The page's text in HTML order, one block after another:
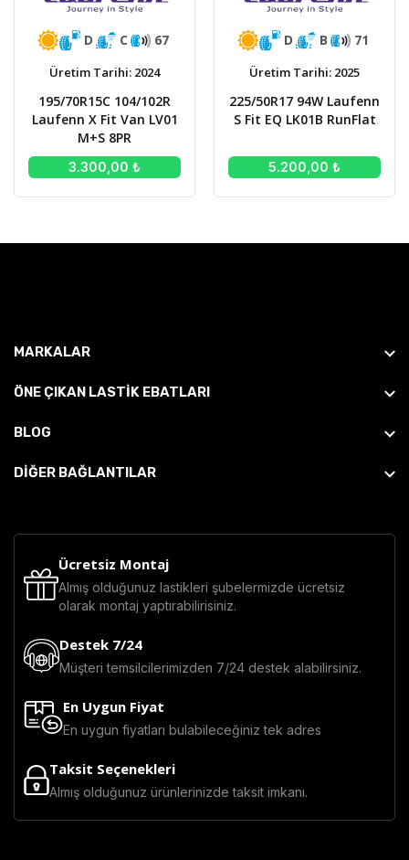
D C 67
Üretim Tarihi: 2024
195/70R15C 104/102R
Laufenn X Fit Van LV01
M+S 8PR
3.300,00 ₺
D B 71
Üretim Tarihi: 2025
225/50R17 94W Laufenn
S Fit EQ LK01B RunFlat
5.200,00 ₺
MARKALAR
ÖNE ÇIKAN LASTIK EBATLARI
BLOG
DİĞER BAĞLANTILAR
Ücretsiz Montaj
Almış olduğunuz lastikleri şubelermizde ücretsiz
olarak montaj yaptırabilirisiniz.
Destek 7/24
Müşteri temsilcilerimizden 7/24 destek alabilirsiniz.
En Uygun Fiyat
En uygun fiyatları bulabileceğiniz tek adres
Taksit Seçenekleri
Almış olduğunuz ürünlerinizde taksit imkanı.